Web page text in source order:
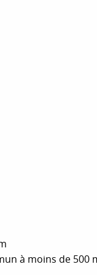
à moins de 500